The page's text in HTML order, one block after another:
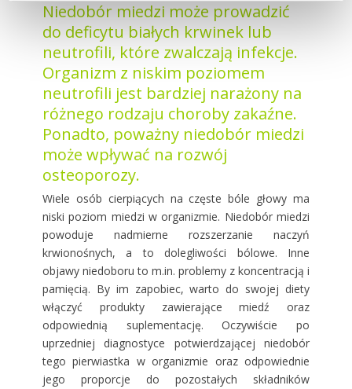
Niedobór miedzi może prowadzić
do deficytu białych krwinek lub
neutrofili, które zwalczają infekcje.
Organizm z niskim poziomem
neutrofili jest bardziej narażony na
różnego rodzaju choroby zakaźne.
Ponadto, poważny niedobór miedzi
może wpływać na rozwój
osteoporozy.
Wiele osób cierpiących na częste bóle głowy ma
niski poziom miedzi w organizmie. Niedobór miedzi
powoduje nadmierne rozszerzanie naczyń
krwionośnych, a to dolegliwości bólowe. Inne
objawy niedoboru to m.in. problemy z koncentracją i
pamięcią. By im zapobiec, warto do swojej diety
włączyć produkty zawierające miedź oraz
odpowiednią suplementację. Oczywiście po
uprzedniej diagnostyce potwierdzającej niedobór
tego pierwiastka w organizmie oraz odpowiednie
jego proporcje do pozostałych składników